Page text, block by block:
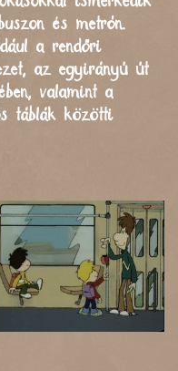
és metrón.
a rendőri
az egyirányú út
valamint a
táblák közötti